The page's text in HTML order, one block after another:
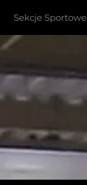
Sekcje Sportowe